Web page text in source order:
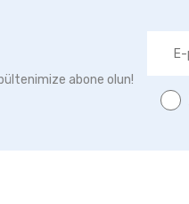
abone olun!